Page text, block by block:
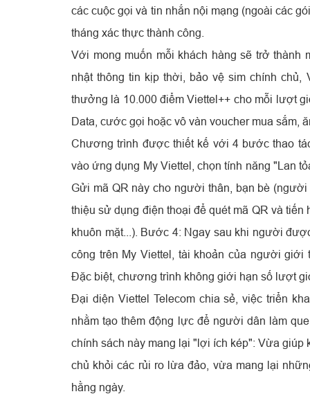
các cuộc gọi và tin nhắn nội mạng (ngoài các
tháng xác thực thành công.
Với mong muốn mỗi khách hàng sẽ trở
nhật thông tin kịp thời, bảo vệ sim chính
thưởng là 10.000 điểm Viettel++ cho mỗi lượt
Data, cước gọi hoặc vô vàn voucher mua sắm,
Chương trình được thiết kế với 4 bước thao
vào ứng dụng My Viettel, chọn tính năng "Lan
Gửi mã QR này cho người thân, bạn bè
thiệu sử dụng điện thoại để quét mã QR và
khuôn mặt...). Bước 4: Ngay sau khi người
công trên My Viettel, tài khoản của người
Đặc biệt, chương trình không giới hạn số lượt
Đại diện Viettel Telecom chia sẻ, việc triển
nhằm tạo thêm động lực để người dân làm
chính sách này mang lại "lợi ích kép": Vừa giúp
chủ khỏi các rủi ro lừa đảo, vừa mang lại
hằng ngày.